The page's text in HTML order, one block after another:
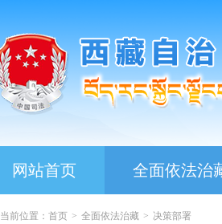
网站首页 全面依法治
当前位置： 首页 > 全面依法治藏 > 决策部署